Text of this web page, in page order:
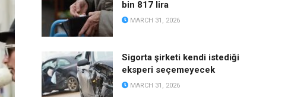
bin 817 lira
MARCH 31, 2026
Sigorta şirketi kendi istediği
eksperi seçemeyecek
MARCH 31, 2026